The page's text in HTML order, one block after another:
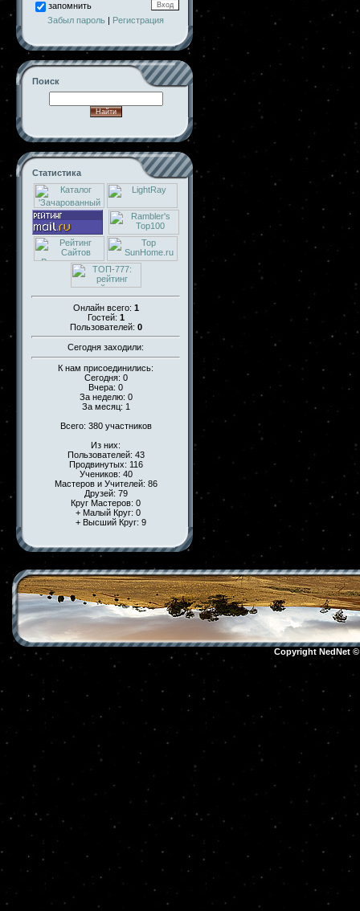
запомнить
Забыл пароль | Регистрация
Поиск
Статистика
Онлайн всего: 1
Гостей: 1
Пользователей: 0
Сегодня заходили:
К нам присоединились:
Сегодня: 0
Вчера: 0
За неделю: 0
За месяц: 1
Всего: 380 участников
Из них:
Пользователей: 43
Продвинутых: 116
Учеников: 40
Мастеров и Учителей: 86
Друзей: 79
Круг Мастеров: 0
+ Малый Круг: 0
+ Высший Круг: 9
Copyright NedNet